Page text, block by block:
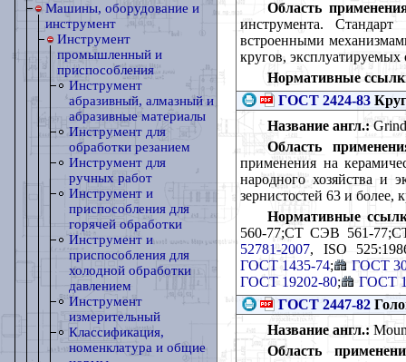
Машины, оборудование и
инструмент
Инструмент
промышленный и
приспособления
Инструмент
абразивный, алмазный и
абразивные материалы
Инструмент для
обработки резанием
Инструмент для
ручных работ
Инструмент и
приспособления для
горячей обработки
Инструмент и
приспособления для
холодной обработки
давлением
Инструмент
измерительный
Классификация,
номенклатура и общие
Область
инструмента.
встроенными
кругов,
Нормативные
ГОСТ 2424-83
Название англ.:
Область
применения на
народного хозяйства и
зернистостей 63 и более,
Нормативные
560-77;СТ СЭВ 561-
52781-2007, ISO
ГОСТ 1435-74;
ГОСТ
ГОСТ 19202-80;
ГОСТ
ГОСТ 2447-82
Название англ.:
Область